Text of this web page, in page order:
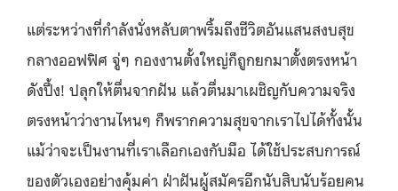
แต่ระหว่างที่กำลังนั่งหลับตาพริ้มถึงชีวิตอันแสนสงบสุข
กลางออฟฟิศ จู่ๆ กองงานตั้งใหญ่ก็ถูกยกมาตั้งตรงหน้า
ดังปึ้ง! ปลุกให้ตื่นจากฝัน แล้วตื่นมาเผชิญกับความจริง
ตรงหน้าว่างานไหนๆ ก็พรากความสุขจากเราไปได้ทั้งนั้น
แม้ว่าจะเป็นงานที่เราเลือกเองกับมือ ได้ใช้ประสบการณ์
ของตัวเองอย่างคุ้มค่า ฝ่าฝันผู้สมัครอีกนับสิบนับร้อยคน